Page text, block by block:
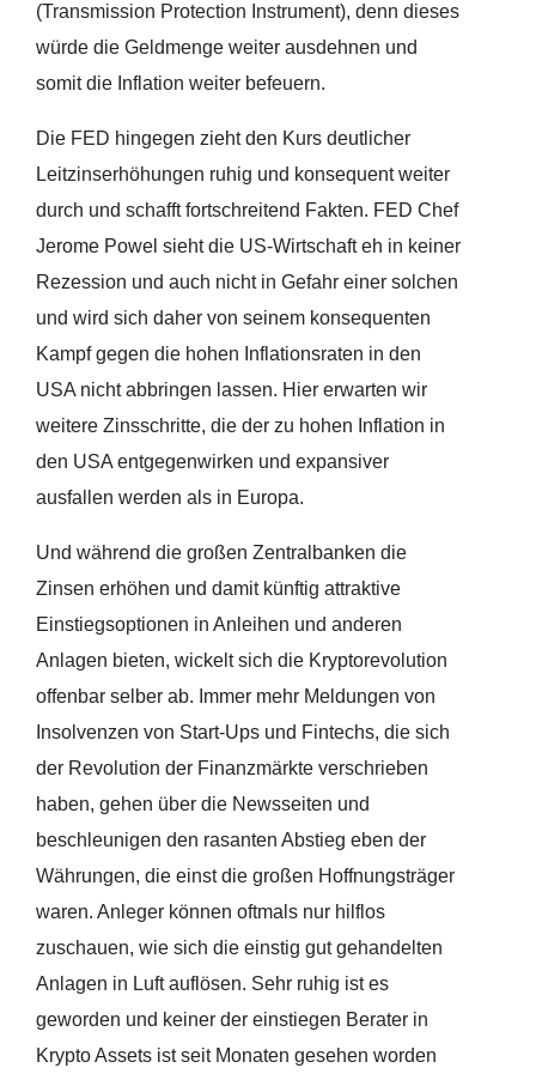
(Transmission Protection Instrument), denn dieses
würde die Geldmenge weiter ausdehnen und
somit die Inflation weiter befeuern.
Die FED hingegen zieht den Kurs deutlicher
Leitzinserhöhungen ruhig und konsequent weiter
durch und schafft fortschreitend Fakten. FED Chef
Jerome Powel sieht die US-Wirtschaft eh in keiner
Rezession und auch nicht in Gefahr einer solchen
und wird sich daher von seinem konsequenten
Kampf gegen die hohen Inflationsraten in den
USA nicht abbringen lassen. Hier erwarten wir
weitere Zinsschritte, die der zu hohen Inflation in
den USA entgegenwirken und expansiver
ausfallen werden als in Europa.
Und während die großen Zentralbanken die
Zinsen erhöhen und damit künftig attraktive
Einstiegsoptionen in Anleihen und anderen
Anlagen bieten, wickelt sich die Kryptorevolution
offenbar selber ab. Immer mehr Meldungen von
Insolvenzen von Start-Ups und Fintechs, die sich
der Revolution der Finanzmärkte verschrieben
haben, gehen über die Newsseiten und
beschleunigen den rasanten Abstieg eben der
Währungen, die einst die großen Hoffnungsträger
waren. Anleger können oftmals nur hilflos
zuschauen, wie sich die einstig gut gehandelten
Anlagen in Luft auflösen. Sehr ruhig ist es
geworden und keiner der einstiegen Berater in
Krypto Assets ist seit Monaten gesehen worden